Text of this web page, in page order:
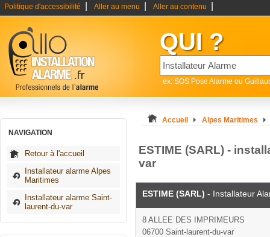
Politique d'accessibilité Aller au menu Aller au contenu
QUI ?
ex: SOS Pose Alarme ou
NAVIGATION
Retour à l'accueil
Installateur alarme Alpes
Maritimes
Installateur alarme Saint-
laurent-du-var
Accueil Alpes Maritimes
ESTIME (SARL) -
var
ESTIME (SARL) - Installateur
8 ALLEE DES IMPRIMEURS
06700 Saint-laurent-du-var